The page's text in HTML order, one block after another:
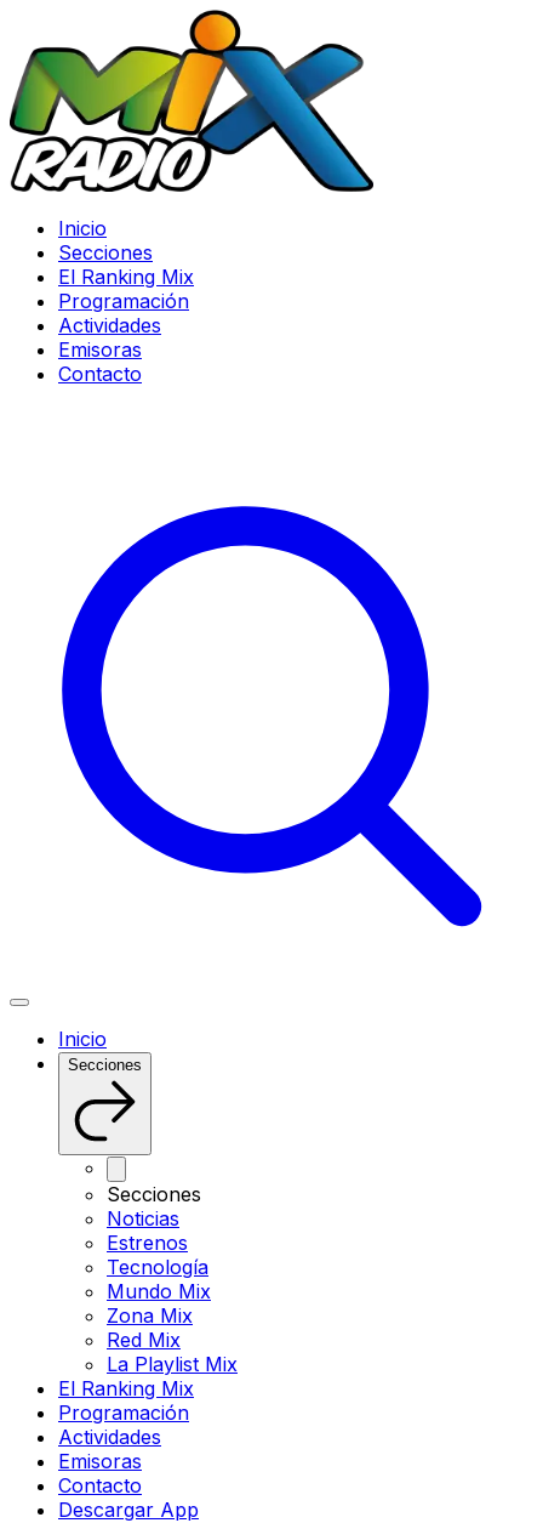
Inicio
Secciones
El Ranking Mix
Programación
Actividades
Emisoras
Contacto
Inicio
Secciones
Secciones
Noticias
Estrenos
Tecnología
Mundo Mix
Zona Mix
Red Mix
La Playlist Mix
El Ranking Mix
Programación
Actividades
Emisoras
Contacto
Descargar App